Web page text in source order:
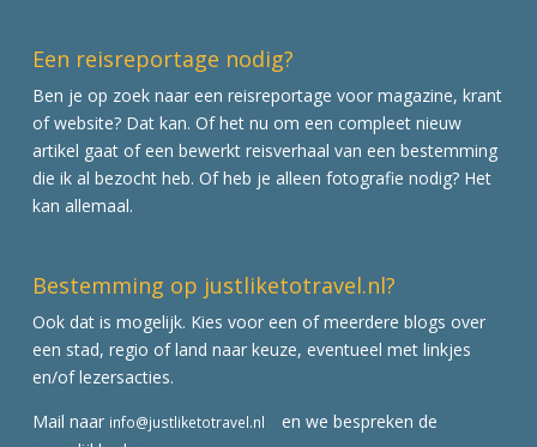
Een reisreportage nodig?
Ben je op zoek naar een reisreportage voor magazine, krant
of website? Dat kan. Of het nu om een compleet nieuw
artikel gaat of een bewerkt reisverhaal van een bestemming
die ik al bezocht heb. Of heb je alleen fotografie nodig? Het
kan allemaal.
Bestemming op justliketotravel.nl?
Ook dat is mogelijk. Kies voor een of meerdere blogs over
een stad, regio of land naar keuze, eventueel met linkjes
en/of lezersacties.
Mail naar info@justliketotravel.nl
en we bespreken de